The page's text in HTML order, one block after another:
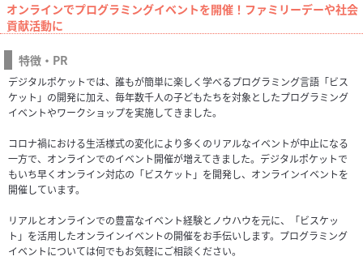
オンラインでプログラミングイベントを開催！ファミリーデーや社会
貢献活動に
特徴・PR
デジタルポケットでは、誰もが簡単に楽しく学べるプログラミング言語「ビス
ケット」の開発に加え、毎年数千人の子どもたちを対象としたプログラミング
イベントやワークショップを実施してきました。
コロナ禍における生活様式の変化により多くのリアルなイベントが中止になる
一方で、オンラインでのイベント開催が増えてきました。デジタルポケットで
もいち早くオンライン対応の「ビスケット」を開発し、オンラインイベントを
開催しています。
リアルとオンラインでの豊富なイベント経験とノウハウを元に、「ビスケッ
ト」を活用したオンラインイベントの開催をお手伝いします。プログラミング
イベントについては何でもお気軽にご相談ください。